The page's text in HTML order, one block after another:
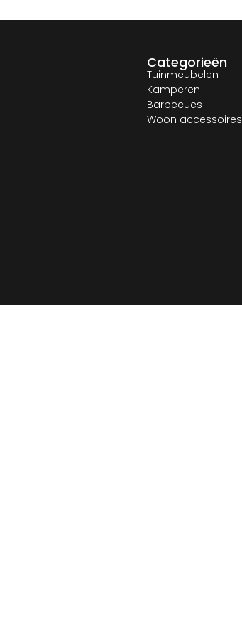
Categorieën
Tuinmeubelen
Kamperen
Barbecues
Woon accessoires